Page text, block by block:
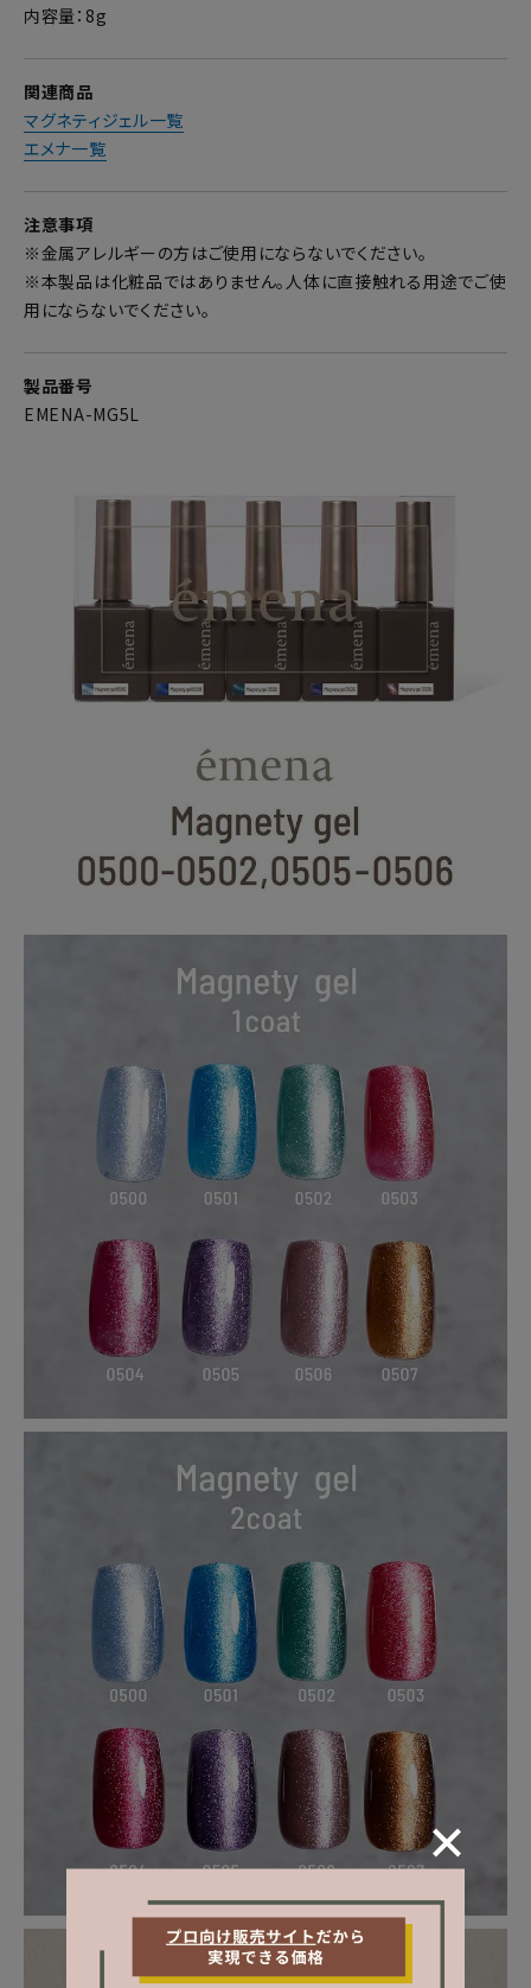
内容量：8g
関連商品
マグネティジェル一覧
エメナ一覧
注意事項
※金属アレルギーの方はご使用にならないでください。
※本製品は化粧品ではありません。人体に直接触れる用途でご使
用にならないでください。
製品番号
EMENA-MG5L